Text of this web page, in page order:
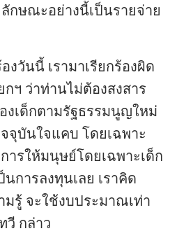
กษณะอย่างนี้เป็นรายจ่าย
งวันนี้ เรามาเรียกร้องผิด
ฯ ว่าท่านไม่ต้องสงสาร
งเด็กตามรัฐธรรมนูญใหม่
จุบันใจแคบ โดยเฉพาะ
ารให้มนุษย์โดยเฉพาะเด็ก
การลงทุนเลย เราคิด
รู้ จะใช้งบประมาณเท่า
วี กล่าว